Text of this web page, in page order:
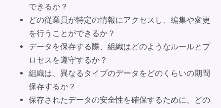
できるか？
どの従業員が特定の情報にアクセスし、編集や変更
を行うことができるか？
データを保存する際、組織はどのようなルールとプ
ロセスを遵守するか？
組織は、異なるタイプのデータをどのくらいの期間
保存するか？
保存されたデータの安全性を確保するために、どの